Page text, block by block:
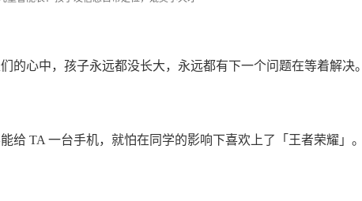
的心中，孩子永远都没长大，永远都有下一个问题在等着解决。
给 TA 一台手机，就怕在同学的影响下喜欢上了「王者荣耀」。